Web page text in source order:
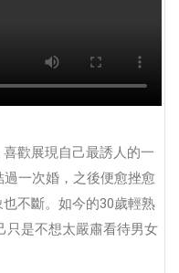
歡展現自己最誘人的一
一次婚，之後便愈挫愈
不斷。如今的30歲輕熟
只是不想太嚴肅看待男女